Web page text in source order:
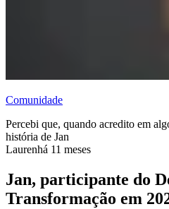
Comunidade
Percebi que, quando acredito em
história de Jan
Laurenhá 11 meses
Jan, participante do
Transformação em